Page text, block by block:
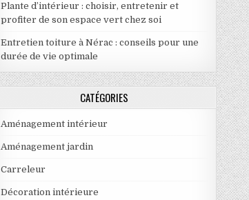
Plante d’intérieur : choisir, entretenir et
profiter de son espace vert chez soi
Entretien toiture à Nérac : conseils pour une
durée de vie optimale
CATÉGORIES
Aménagement intérieur
Aménagement jardin
Carreleur
Décoration intérieure